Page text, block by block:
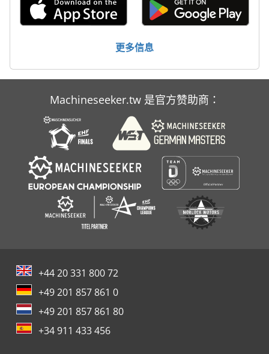
Kesse
Metba
更多信息
Machineseeker.tw 是官方赞助商：
+44 20 331 800 72
+49 201 857 861 0
+49 201 857 861 80
+34 911 433 456